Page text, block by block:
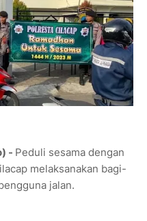
- Peduli sesama dengan
melaksanakan bagi-
jalan.